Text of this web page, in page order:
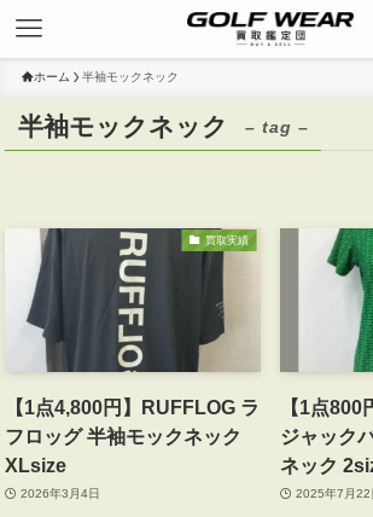
ホーム 半袖モックネック
半袖モックネック – tag –
買取実績
【1点4,800円】RUFFLOG ラ
フロッグ 半袖モックネック
XLsize
2026年3月4日
【1点
ジャック
ネック
2025年7月22